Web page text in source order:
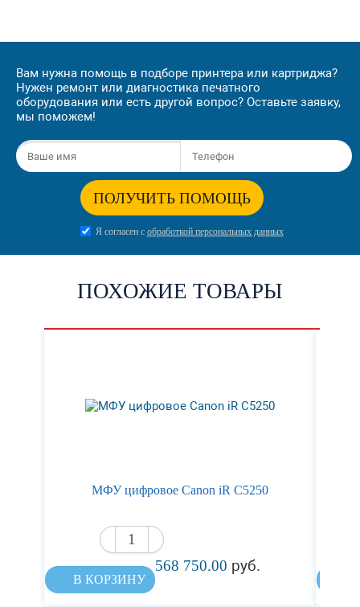
Вам нужна помощь в подборе принтера или картриджа?
Нужен ремонт или диагностика печатного
оборудования или есть другой вопрос? Оставьте заявку,
мы поможем!
ПОЛУЧИТЬ ПОМОЩЬ
Я согласен с обработкой персональных данных
ПОХОЖИЕ ТОВАРЫ
МФУ цифровое Canon iR C5250
568 750.00 руб.
В КОРЗИНУ